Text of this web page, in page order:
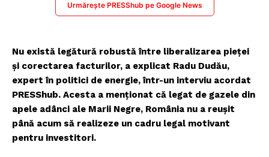
Urmărește PRESShub pe Google News
Nu există legătură robustă între liberalizarea pieței
și corectarea facturilor, a explicat Radu Dudău,
expert în politici de energie, într-un interviu acordat
PRESShub. Acesta a menționat că legat de gazele din
apele adânci ale Marii Negre, România nu a reușit
până acum să realizeze un cadru legal motivant
pentru investitori.